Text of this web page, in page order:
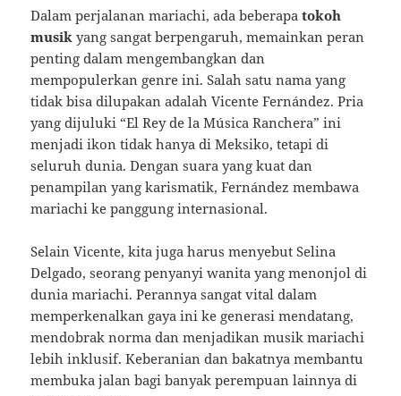
Dalam perjalanan mariachi, ada beberapatokoh
musik yang sangat berpengaruh, memainkan peran
penting dalam mengembangkan dan
mempopulerkan genre ini. Salah satu nama yang
tidak bisa dilupakan adalah Vicente Fernández. Pria
yang dijuluki “El Rey de la Música Ranchera” ini
menjadi ikon tidak hanya di Meksiko, tetapi di
seluruh dunia. Dengan suara yang kuat dan
penampilan yang karismatik, Fernández membawa
mariachi ke panggung internasional.
Selain Vicente, kita juga harus menyebut Selina
Delgado, seorang penyanyi wanita yang menonjol di
dunia mariachi. Perannya sangat vital dalam
memperkenalkan gaya ini ke generasi mendatang,
mendobrak norma dan menjadikan musik mariachi
lebih inklusif. Keberanian dan bakatnya membantu
membuka jalan bagi banyak perempuan lainnya di